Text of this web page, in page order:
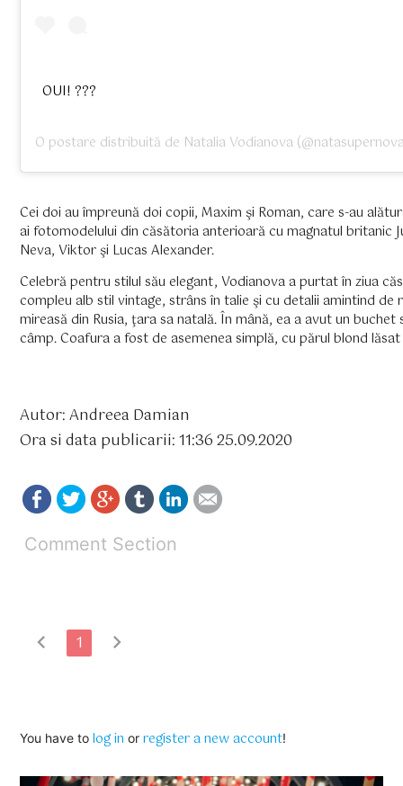
OUI! ???
O postare distribuită de Natalia Vodianova
Cei doi au împreună doi copii, Maxim şi Roman, care s-au
ai fotomodelului din căsătoria anterioară cu magnatul britanic
Neva, Viktor şi Lucas Alexander.
Celebră pentru stilul său elegant, Vodianova a purtat în ziua
compleu alb stil vintage, strâns în talie şi cu detalii amintind de
mireasă din Rusia, ţara sa natală. În mână, ea a avut un
câmp. Coafura a fost de asemenea simplă, cu părul blond
Autor: Andreea Damian
Ora si data publicarii: 11:36 25.09.2020
Comment Section
chevron_left 1 chevron_right
You have tolog in orregister a new account!